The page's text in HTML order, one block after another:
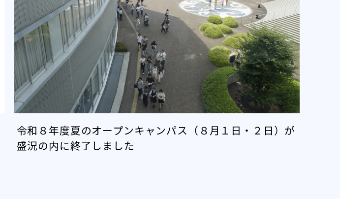
令和８年度夏のオープンキャンパス（８月１日・２日）が
盛況の内に終了しました